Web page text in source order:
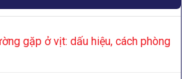
gặp ở vịt: dấu hiệu, cách phòng